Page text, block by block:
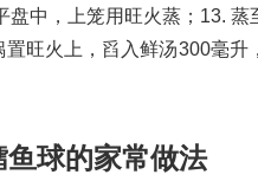
中，上笼用旺火蒸；13.
旺火上，舀入鲜汤300毫升
球的家常做法